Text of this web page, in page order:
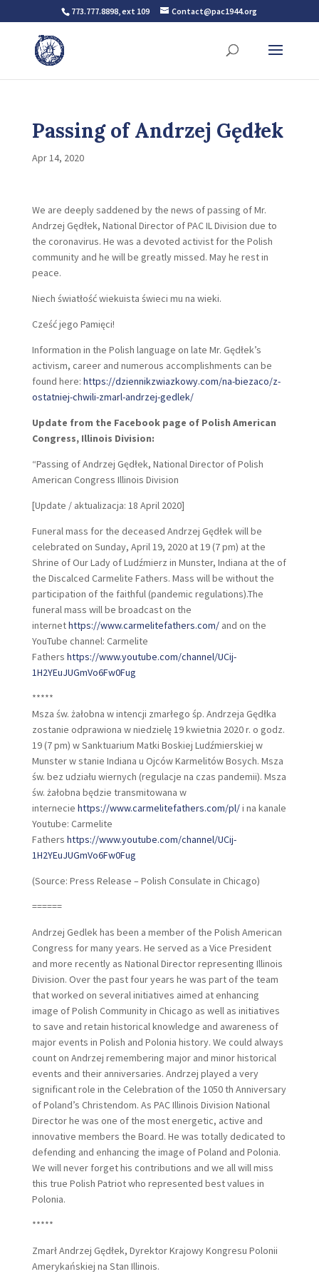
773.777.8898, ext 109 Contact@pac1944.org
Passing of Andrzej Gędłek
Apr 14, 2020
We are deeply saddened by the news of passing of Mr.
Andrzej Gędłek, National Director of PAC IL Division due to
the coronavirus. He was a devoted activist for the Polish
community and he will be greatly missed. May he rest in
peace.
Niech światłość wiekuista świeci mu na wieki.
Cześć jego Pamięci!
Information in the Polish language on late Mr. Gędłek’s
activism, career and numerous accomplishments can be
found here: https://dziennikzwiazkowy.com/na-biezaco/z-
ostatniej-chwili-zmarl-andrzej-gedlek/
Update from the Facebook page of Polish American
Congress, Illinois Division:
“Passing of Andrzej Gędłek, National Director of Polish
American Congress Illinois Division
[Update / aktualizacja: 18 April 2020]
Funeral mass for the deceased Andrzej Gędłek will be
celebrated on Sunday, April 19, 2020 at 19 (7 pm) at the
Shrine of Our Lady of Ludźmierz in Munster, Indiana at the of
the Discalced Carmelite Fathers. Mass will be without the
participation of the faithful (pandemic regulations).The
funeral mass will be broadcast on the
internethttps://www.carmelitefathers.com/and on the
YouTube channel: Carmelite
Fathers https://www.youtube.com/channel/UCij-
1H2YEuJUGmVo6Fw0Fug
*****
Msza św. żałobna w intencji zmarłego śp. Andrzeja Gędłka
zostanie odprawiona w niedzielę 19 kwietnia 2020 r. o godz.
19 (7 pm) w Sanktuarium Matki Boskiej Ludźmierskiej w
Munster w stanie Indiana u Ojców Karmelitów Bosych. Msza
św. bez udziału wiernych (regulacje na czas pandemii). Msza
św. żałobna będzie transmitowana w
internecie https://www.carmelitefathers.com/pl/i na kanale
Youtube: Carmelite
Fathers https://www.youtube.com/channel/UCij-
1H2YEuJUGmVo6Fw0Fug
(Source: Press Release – Polish Consulate in Chicago)
======
Andrzej Gedlek has been a member of the Polish American
Congress for many years. He served as a Vice President
and more recently as National Director representing Illinois
Division. Over the past four years he was part of the team
that worked on several initiatives aimed at enhancing
image of Polish Community in Chicago as well as initiatives
to save and retain historical knowledge and awareness of
major events in Polish and Polonia history. We could always
count on Andrzej remembering major and minor historical
events and their anniversaries. Andrzej played a very
significant role in the Celebration of the 1050 th Anniversary
of Poland’s Christendom. As PAC Illinois Division National
Director he was one of the most energetic, active and
innovative members the Board. He was totally dedicated to
defending and enhancing the image of Poland and Polonia.
We will never forget his contributions and we all will miss
this true Polish Patriot who represented best values in
Polonia.
*****
Zmarł Andrzej Gędłek, Dyrektor Krajowy Kongresu Polonii
Amerykańskiej na Stan Illinois.